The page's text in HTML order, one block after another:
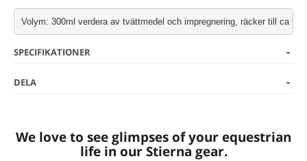
Volym: 300ml verdera av tvättmedel och impregnering, räcker till ca tre
SPECIFIKATIONER
DELA
We love to see glimpses of your equestrian
life in our Stierna gear.